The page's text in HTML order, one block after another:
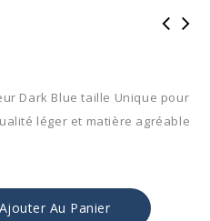
Dark Blue taille Unique pour
léger et matière agréable
Ajouter Au Panier